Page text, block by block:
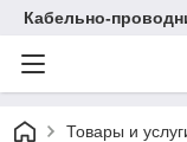
Кабельно-
Товары и